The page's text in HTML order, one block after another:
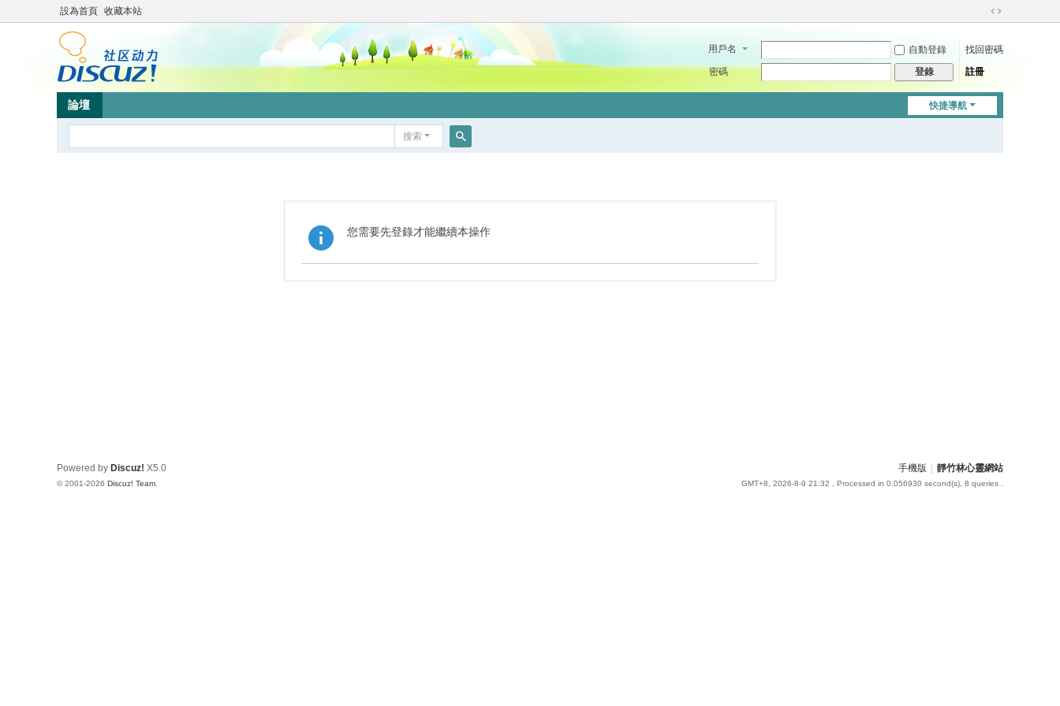
設為首頁 收藏本站
切
到
用戶名 自動登錄
找回密碼
密碼
登錄 註冊
快捷導航
論壇
搜索
您需要先登錄才能繼續本操作
手機版 靜竹林心靈網站
GMT+8, 2026-8-9 21:32 , Processed in 0.056930 second(s), 8 queries .
Powered by Discuz! X5.0
© 2001-2026 Discuz! Team